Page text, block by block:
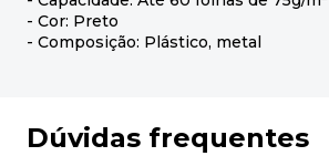
- Cor: Preto
- Composição: Plástico, metal
Dúvidas frequentes